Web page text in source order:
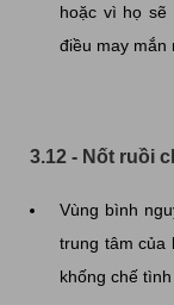
hoặc vì họ sẽ
điều may mắn
3.12 - Nốt ruồi
Vùng bình
trung tâm của
khống chế